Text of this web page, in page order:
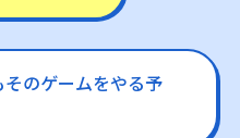
そのゲームをやる予